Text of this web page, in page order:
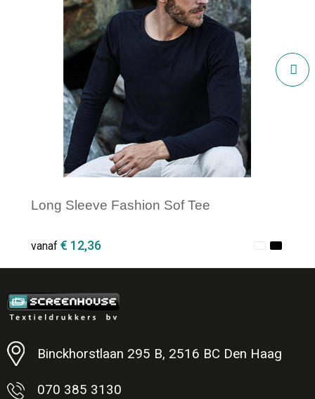
Long Sleeve Fashion Sof Tee
vanaf € 12,36
Minimale afname: 1
Binckhorstlaan 295 B, 2516 BC Den Haag
070 385 3130